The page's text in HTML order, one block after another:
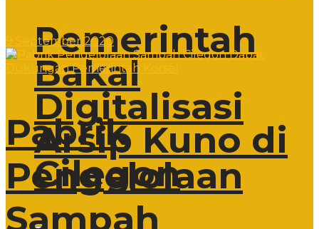
Pemerintah
Bakal
Digitalisasi
Arsip Kuno di
Cilegon
9 September 2020
Pabrik
Pengelolaan
Sampah